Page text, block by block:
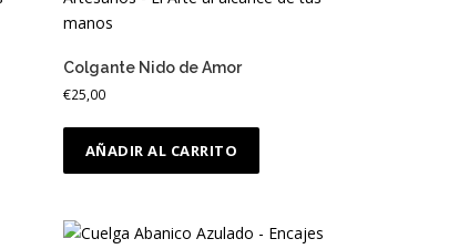
Colgante Nido de Amor
€25,00
AÑADIR AL CARRITO